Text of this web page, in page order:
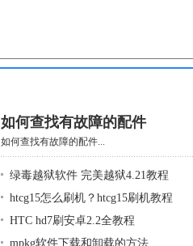
如何查找有故障的配件
如何查找有故障的配件...
绿毒越狱软件 完美越狱4.21教程
htcg15怎么刷机？htcg15刷机教程
HTC hd7刷安卓2.2全教程
mpkg软件下载和卸载的方法